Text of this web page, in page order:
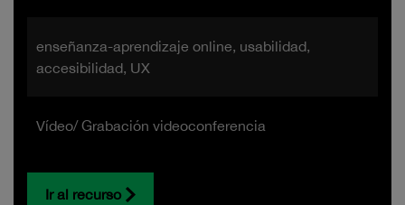
enseñanza-aprendizaje online, usabilidad,
accesibilidad, UX
Vídeo/ Grabación videoconferencia
Ir al recurso